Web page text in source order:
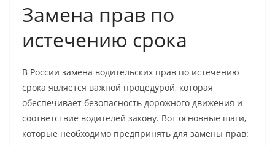
Замена прав по
истечению срока
В России замена водительских прав по истечению
срока является важной процедурой, которая
обеспечивает безопасность дорожного движения и
соответствие водителей закону. Вот основные шаги,
которые необходимо предпринять для замены прав: